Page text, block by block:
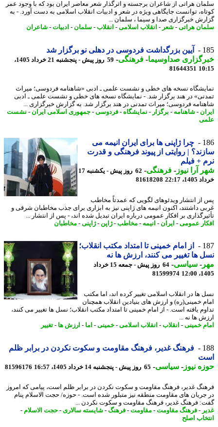
هراتی از شاعران برجسته و اثرگذار شعر معاصر ایران بود که با وجود عمر
توانست جایگاهی ویژه در شعر و ادبیات انقلاب اسلامی به دست آورد. - به
خبرگزاری صدا و سیما ، سلمان ...
هراتی-شعر -انقلاب اسلامی-انقلاب-سلمان-ادبیات-شاعران
آیین بزرگداشت فردوسی در دهلی نو برگزار شد
صداوسیما-فرهنگی-
59 روز پیش - پنجشنبه 21 خرداد 1405،
81644351
نسخه های خطی و نشست علمی ـ ادبی «شاهنامه فردوسی؛ میراث
در هند برگزار شد. - نمایشگاه نسخه های خطی و نشست علمی ـ ادبی
فردوسی؛ میراث تمدنی در هند برگزار شد. به گزارش خبرگزاری ...
- شاهنامه-برگزار - نمایشگاه-فردوسی-جمهوری اسلامی ایران -
نشست
چرا ژاپنی ها برای ایران انیمه می
| روایتی از پیوند فرهنگی و قدرت
+ فیلم
آرا نیوز-فرهنگی-
62 روز پیش - یکشنبه 17
22:17
81618208
انتشار ویدئوهای لگویی که عمدتاً مخاطب
داشتند، اکنون انیمه های ژاپنی نیز به ابزاری برای جذب مخاطبان شرقی و
بر افکار عمومی درباره ایران تبدیل شده اند، - پس از انتشار ...
عمومی-ایران - انیمه -مخاطب-ژاپن- ژاپنی -مخاطبان
از امام خمینی تا امتداد مکتب انقلاب؛
ها تغییر می کنند، ارزش ها نه
-سیاسی-
64 روز پیش - جمعه 15 خرداد
81599974
ها در انقلاب اسلامی تغییر کرده اند، اما مکتب
خمینی(ره) و ارزش های بنیادین انقلاب همچنان
یافته است. - از امام خمینی تا امتداد مکتب انقلاب؛ نسل ها تغییر می کنند،
ها نه ...
خمینی-انقلاب-انقلاب اسلامی-خمینی-اما - ارزش ها- تغییر
فرهنگ غدیر، فرهنگ مقاومت و سکوت نکردن در برابر ظلم
نیوز-سیاسی-65 روز پیش - پنجشنبه 14 خرداد 1405، 16:57 81596176
غدیر، فرهنگ مقاومت و سکوت نکردن در برابر ظلم است، پیامی که امروز
های مقاومت منطقه نیز متبلور شده است. - حوزه/ حجت الاسلام پنام
فرهنگ غدیر، فرهنگ مقاومت و سکوت نکردن ...
-فرهنگ مقاومت-مقاومت-فرهنگ -شایسته سالاری- حجت الاسلام-
اصلح